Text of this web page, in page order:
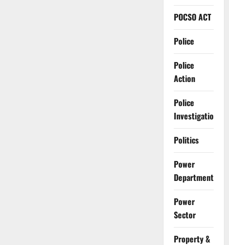
POCSO ACT
Police
Police
Action
Police
Investigation
Politics
Power
Department
Power
Sector
Property &